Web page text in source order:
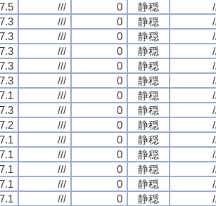
/// 0 静穏
/// 0 静穏
/// 0 静穏
/// 0 静穏
/// 0 静穏
/// 0 静穏
/// 0 静穏
/// 0 静穏
/// 0 静穏
/// 0 静穏
/// 0 静穏
/// 0 静穏
/// 0 静穏
/// 0 静穏